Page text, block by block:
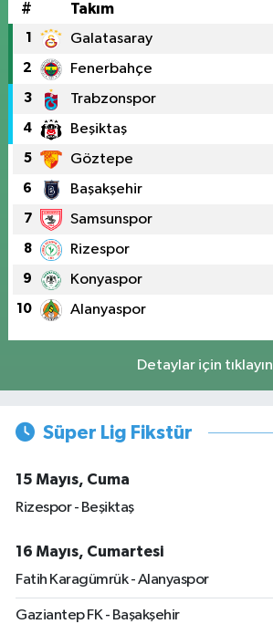
# Takım
1 Galatasaray
2 Fenerbahçe
3 Trabzonspor
4 Beşiktaş
5 Göztepe
6 Başakşehir
7 Samsunspor
8 Rizespor
9 Konyaspor
10 Alanyaspor
Detaylar için tıklayın
Süper Lig Fikstür
15 Mayıs, Cuma
Rizespor - Beşiktaş
16 Mayıs, Cumartesi
Fatih Karagümrük - Alanyaspor
Gaziantep FK - Başakşehir